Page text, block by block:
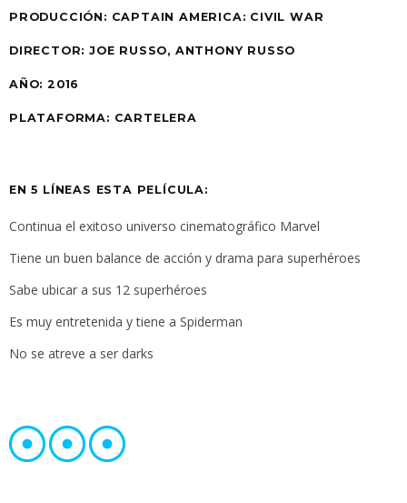
PRODUCCIÓN: CAPTAIN AMERICA: CIVIL WAR
DIRECTOR: JOE RUSSO, ANTHONY RUSSO
AÑO: 2016
PLATAFORMA: CARTELERA
EN 5 LÍNEAS ESTA PELÍCULA:
Continua el exitoso universo cinematográfico Marvel
Tiene un buen balance de acción y drama para superhéroes
Sabe ubicar a sus 12 superhéroes
Es muy entretenida y tiene a Spiderman
No se atreve a ser darks